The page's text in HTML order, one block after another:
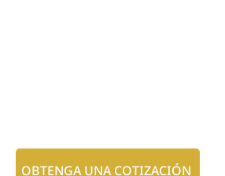
OBTENGA UNA COTIZACIÓN